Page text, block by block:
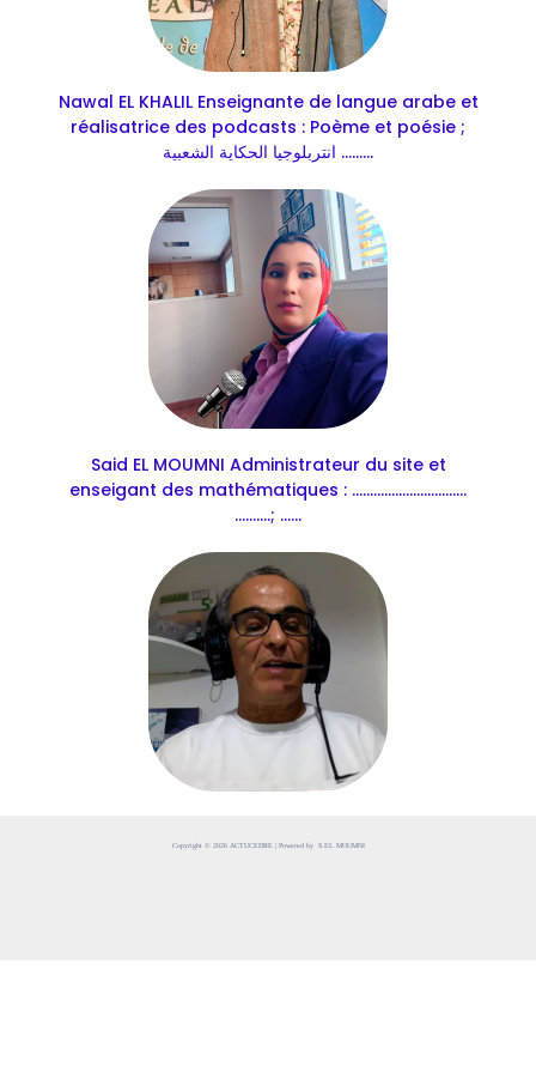
Nawal EL KHALIL Enseignante de langue arabe et
réalisatrice des podcasts : Poème et poésie ;
انتربلوجيا الحكاية الشعبية .........
Said EL MOUMNI Administrateur du site et
enseigant des mathématiques : ................................
..........; ......
Copyright © 2026 ACTUCEDRE | Powered by S.EL MOUMNI